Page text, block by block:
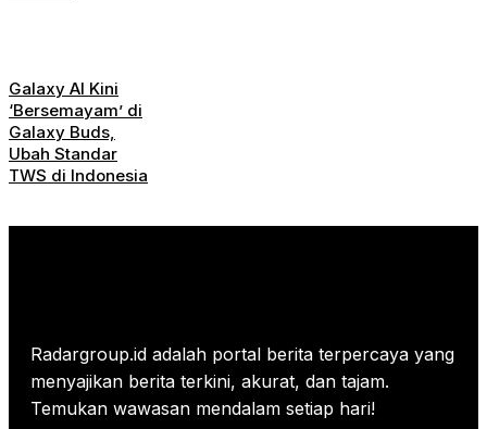
Galaxy AI Kini
‘Bersemayam’ di
Galaxy Buds,
Ubah Standar
TWS di Indonesia
Radargroup.id adalah portal berita terpercaya yang
menyajikan berita terkini, akurat, dan tajam.
Temukan wawasan mendalam setiap hari!